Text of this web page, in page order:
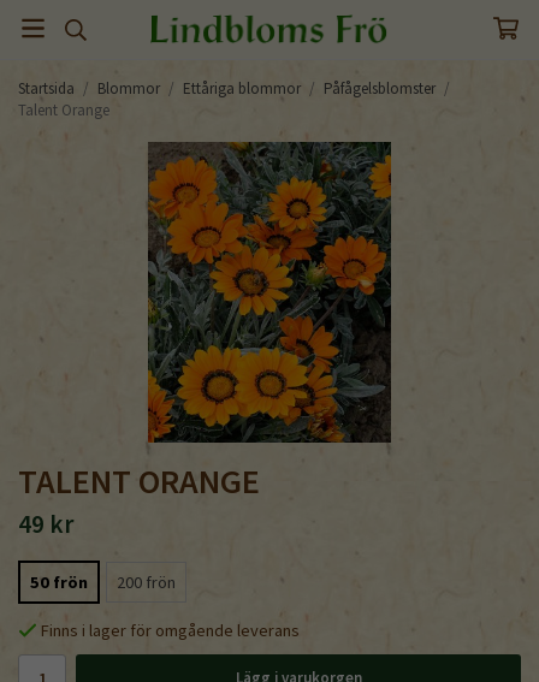
Startsida / Blommor / Ettåriga blommor / Påfågelsblomster /
Talent Orange
TALENT ORANGE
49 kr
50 frön 200 frön
Finns i lager för omgående leverans
Lägg i varukorgen